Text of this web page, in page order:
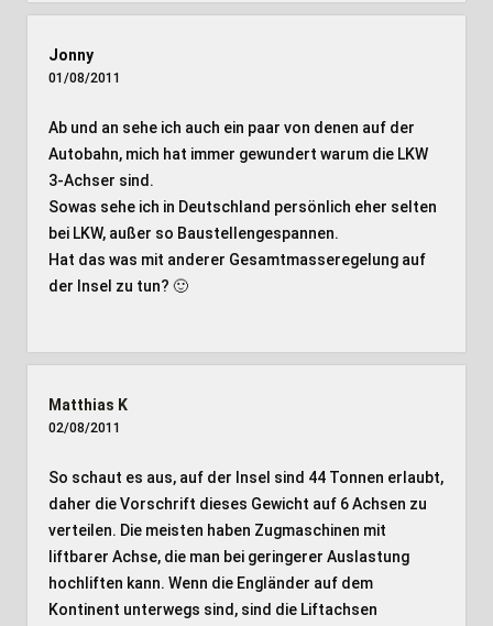
Jonny
01/08/2011
Ab und an sehe ich auch ein paar von denen auf der
Autobahn, mich hat immer gewundert warum die LKW
3-Achser sind.
Sowas sehe ich in Deutschland persönlich eher selten
bei LKW, außer so Baustellengespannen.
Hat das was mit anderer Gesamtmasseregelung auf
der Insel zu tun? 🙂
Matthias K
02/08/2011
So schaut es aus, auf der Insel sind 44 Tonnen erlaubt,
daher die Vorschrift dieses Gewicht auf 6 Achsen zu
verteilen. Die meisten haben Zugmaschinen mit
liftbarer Achse, die man bei geringerer Auslastung
hochliften kann. Wenn die Engländer auf dem
Kontinent unterwegs sind, sind die Liftachsen